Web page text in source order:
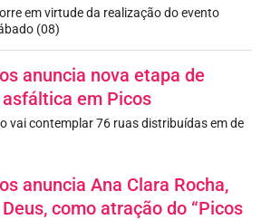
em virtude da realização do evento
(08)
anuncia nova etapa de
em Picos
vai contemplar 76 ruas distribuídas em de
anuncia Ana Clara Rocha,
como atração do “Picos